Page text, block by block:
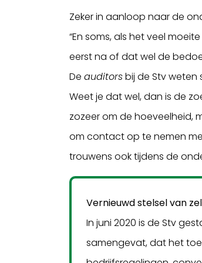
Zeker in aanloop naar de
“En soms, als het veel
eerst na of dat wel de
Deauditorsbij de Stv weten
Weet je dat wel, dan is de
zozeer om de hoeveelheid,
om contact op te nemen
trouwens ook tijdens de
Vernieuwd stelsel van
In juni 2020 is de Stv
samengevat, dat het